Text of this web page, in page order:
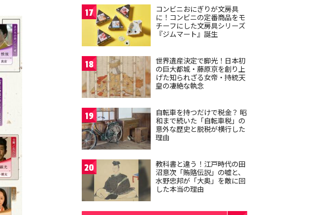
17
コンビニおにぎりが文房具
に！コンビニの定番商品をモ
チーフにした文房具シリーズ
『ジムマート』誕生
18
世界遺産決定で脚光！日本初
の巨大都城・藤原京を創り上
げた知られざる女帝・持統天
皇の凄絶な執念
19
自転車を持つだけで税金？ 昭
和まで続いた「自転車税」の
意外な歴史と脱税が横行した
理由
20
教科書と違う！江戸時代の田
沼意次「賄賂伝説」の嘘と、
水野忠邦が「大奥」を敵に回
した本当の理由